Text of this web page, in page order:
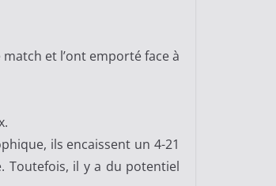
et l’ont emporté face à
ils encaissent un 4-21
Toutefois, il y a du potentiel